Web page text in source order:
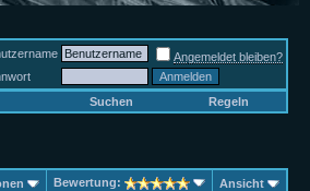
Angemeldet bleiben?
Suchen Regeln
Bewertung: Ansicht